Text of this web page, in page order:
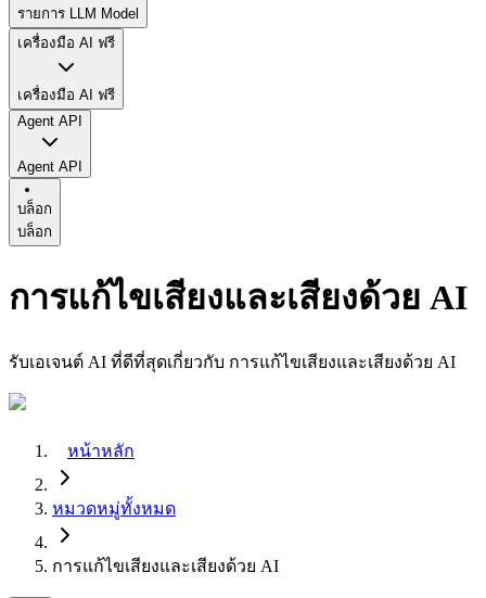
รายการ LLM Model
เครื่องมือ AI ฟรี
เครื่องมือ AI ฟรี
Agent API
Agent API
บล็อก
บล็อก
การแก้ไขเสียงและเสียงด้วย AI
รับเอเจนต์ AI ที่ดีที่สุดเกี่ยวกับ การแก้ไขเสียงและเสียงด้วย AI
หน้าหลัก
หมวดหมู่ทั้งหมด
การแก้ไขเสียงและเสียงด้วย AI